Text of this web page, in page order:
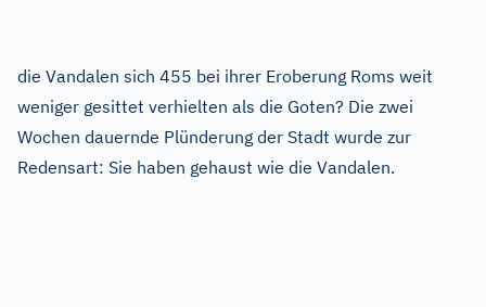
die Vandalen sich 455 bei ihrer Eroberung Roms weit
weniger gesittet verhielten als die Goten? Die zwei
Wochen dauernde Plünderung der Stadt wurde zur
Redensart: Sie haben gehaust wie die Vandalen.